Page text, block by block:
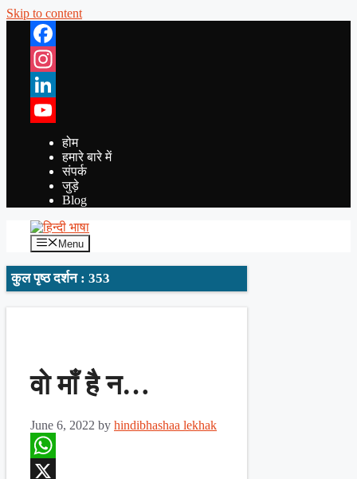
Skip to content
Facebook
Instagram
LinkedIn
YouTube
होम
हमारे बारे में
संपर्क
जुड़े
Blog
Menu
कुल पृष्ठ दर्शन : 353
वो माँ है न…
June 6, 2022 by hindibhashaa lekhak
WhatsApp